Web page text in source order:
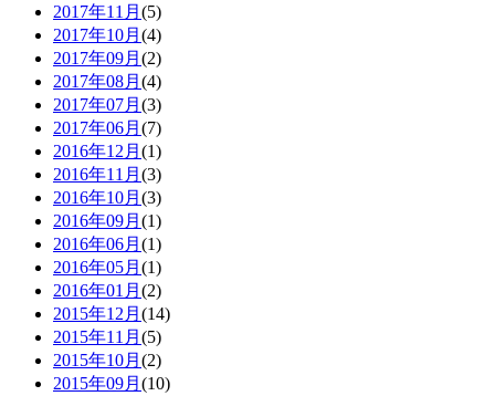
2017年11月 (5)
2017年10月 (4)
2017年09月 (2)
2017年08月 (4)
2017年07月 (3)
2017年06月 (7)
2016年12月 (1)
2016年11月 (3)
2016年10月 (3)
2016年09月 (1)
2016年06月 (1)
2016年05月 (1)
2016年01月 (2)
2015年12月 (14)
2015年11月 (5)
2015年10月 (2)
2015年09月 (10)